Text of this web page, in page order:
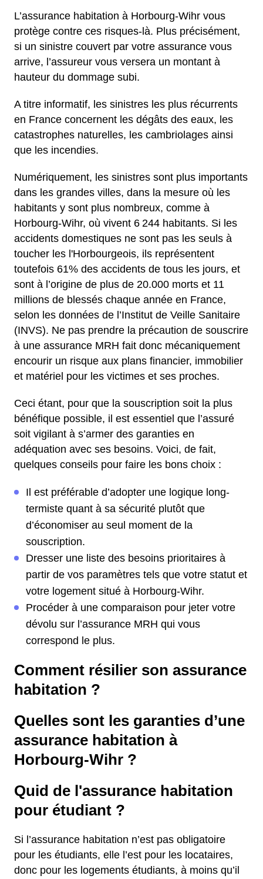
L’assurance habitation à Horbourg-Wihr vous
protège contre ces risques-là. Plus précisément,
si un sinistre couvert par votre assurance vous
arrive, l’assureur vous versera un montant à
hauteur du dommage subi.
A titre informatif, les sinistres les plus récurrents
en France concernent les dégâts des eaux, les
catastrophes naturelles, les cambriolages ainsi
que les incendies.
Numériquement, les sinistres sont plus importants
dans les grandes villes, dans la mesure où les
habitants y sont plus nombreux, comme à
Horbourg-Wihr, où vivent 6 244 habitants. Si les
accidents domestiques ne sont pas les seuls à
toucher les l'Horbourgeois, ils représentent
toutefois 61% des accidents de tous les jours, et
sont à l’origine de plus de 20.000 morts et 11
millions de blessés chaque année en France,
selon les données de l’Institut de Veille Sanitaire
(INVS). Ne pas prendre la précaution de souscrire
à une assurance MRH fait donc mécaniquement
encourir un risque aux plans financier, immobilier
et matériel pour les victimes et ses proches.
Ceci étant, pour que la souscription soit la plus
bénéfique possible, il est essentiel que l’assuré
soit vigilant à s’armer des garanties en
adéquation avec ses besoins. Voici, de fait,
quelques conseils pour faire les bons choix :
Il est préférable d’adopter une logique long-
termiste quant à sa sécurité plutôt que
d’économiser au seul moment de la
souscription.
Dresser une liste des besoins prioritaires à
partir de vos paramètres tels que votre statut et
votre logement situé à Horbourg-Wihr.
Procéder à une comparaison pour jeter votre
dévolu sur l’assurance MRH qui vous
correspond le plus.
Comment résilier son assurance
habitation ?
Quelles sont les garanties d’une
assurance habitation à
Horbourg-Wihr ?
Quid de l'assurance habitation
pour étudiant ?
Si l’assurance habitation n’est pas obligatoire
pour les étudiants, elle l’est pour les locataires,
donc pour les logements étudiants, à moins qu’il